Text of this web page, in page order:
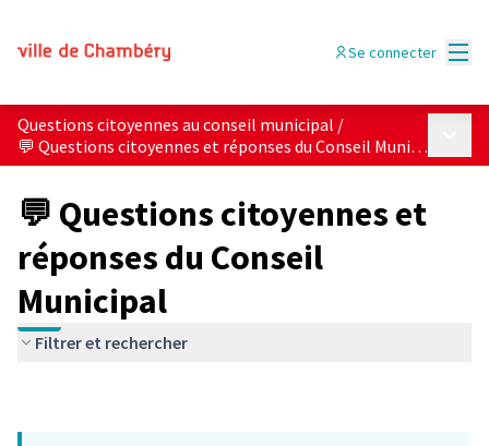
Se connecter
Questions citoyennes au conseil municipal /
💬 Questions citoyennes et réponses du Conseil Municipal
💬 Questions citoyennes et
réponses du Conseil
Municipal
Filtrer et rechercher